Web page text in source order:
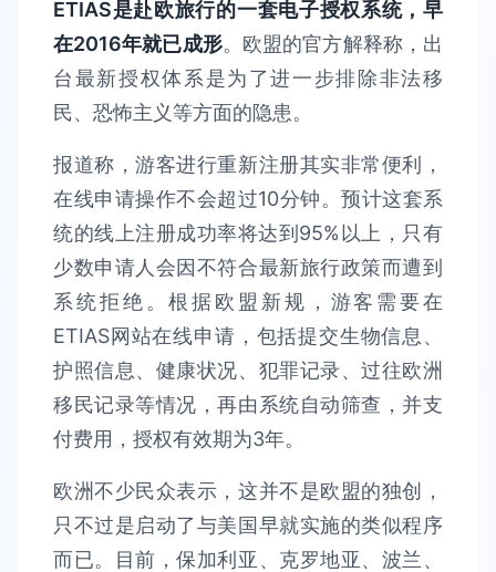
ETIAS是赴欧旅行的一套电子授权系统，早
在2016年就已成形。欧盟的官方解释称，出
台最新授权体系是为了进一步排除非法移
民、恐怖主义等方面的隐患。
报道称，游客进行重新注册其实非常便利，
在线申请操作不会超过10分钟。预计这套系
统的线上注册成功率将达到95%以上，只有
少数申请人会因不符合最新旅行政策而遭到
系统拒绝。根据欧盟新规，游客需要在
ETIAS网站在线申请，包括提交生物信息、
护照信息、健康状况、犯罪记录、过往欧洲
移民记录等情况，再由系统自动筛查，并支
付费用，授权有效期为3年。
欧洲不少民众表示，这并不是欧盟的独创，
只不过是启动了与美国早就实施的类似程序
而已。目前，保加利亚、克罗地亚、波兰、